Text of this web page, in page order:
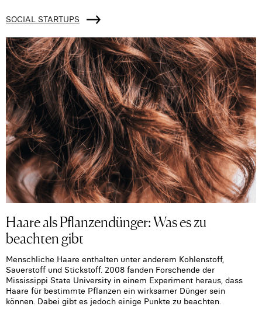
SOCIAL STARTUPS
Haare als Pflanzendünger: Was es zu
beachten gibt
Menschliche Haare enthalten unter anderem Kohlenstoff,
Sauerstoff und Stickstoff. 2008 fanden Forschende der
Mississippi State University in einem Experiment heraus, dass
Haare für bestimmte Pflanzen ein wirksamer Dünger sein
können. Dabei gibt es jedoch einige Punkte zu beachten.